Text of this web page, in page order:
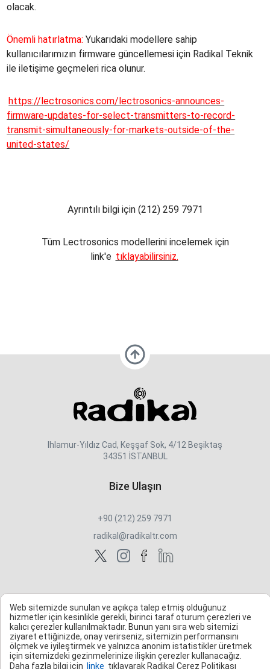
olacak.
Önemli hatırlatma: Yukarıdaki modellere sahip
kullanıcılarımızın firmware güncellemesi için Radikal Teknik
ile iletişime geçmeleri rica olunur.
https://lectrosonics.com/lectrosonics-announces-
firmware-updates-for-select-transmitters-to-record-
transmit-simultaneously-for-markets-outside-of-the-
united-states/
Ayrıntılı bilgi için (212) 259 7971
Tüm Lectrosonics modellerini incelemek için
link'e tıklayabilirsiniz.
Ihlamur-Yıldız Cad, Keşşaf Sok, 4/12 Beşiktaş
34351 İSTANBUL
Bize Ulaşın
+90 (212) 259 7971
radikal@radikaltr.com
Web sitemizde sunulan ve açıkça talep etmiş olduğunuz
hizmetler için kesinlikle gerekli, birinci taraf oturum çerezleri ve
kalıcı çerezler kullanılmaktadır. Bunun yanı sıra web sitemizi
ziyaret ettiğinizde, onay verirseniz, sitemizin performansını
ölçmek ve iyileştirmek ve yalnızca anonim istatistikler üretmek
için sitemizdeki gezinmelerinize ilişkin çerezler kullanacağız.
Daha fazla bilgi için
linke tıklayarak Radikal Çerez Politikası